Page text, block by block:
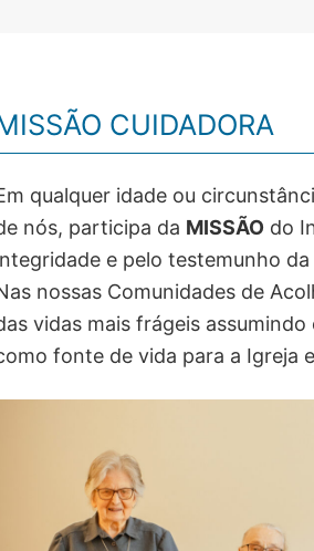
CUIDADORA
qualquer idade ou
nós, participa da MISSÃO do
e pelo testemunho da
nossas Comunidades de
vidas mais frágeis
fonte de vida para a Igreja